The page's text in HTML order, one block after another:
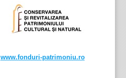
www.fonduri-patrimoniu.ro